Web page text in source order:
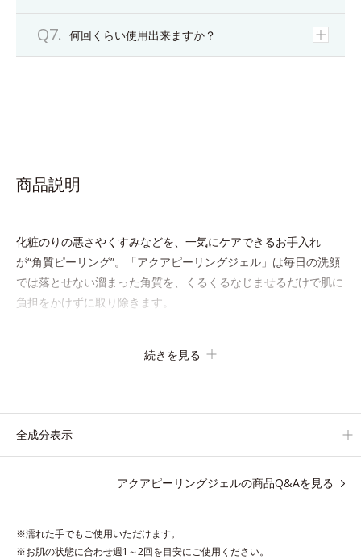
何回くらい使用出来ますか？
商品説明
化粧のりの悪さやくすみなどを、一気にケアできるお手入れ
が“角質ピーリング”。「アクアピーリングジェル」は毎日の洗顔
では落とせない溜まった角質を、くるくるなじませるだけで肌に
負担をかけずに取り除きます。
やすく浮かせてから、「消しゴム」のようにポロポロに巻き込ん
て」「刺激が心配…」という方にもおすすめです。
ピーリング後の肌は、しっとりツルツルの触りごこち。表面の角
かで透明感あふれる素肌へ導きます。
続きを見る
全成分表示
アクアピーリングジェルの商品Q&Aを見る
※濡れた手でもご使用いただけます。
※お肌の状態に合わせ週1～2回を目安にご使用ください。